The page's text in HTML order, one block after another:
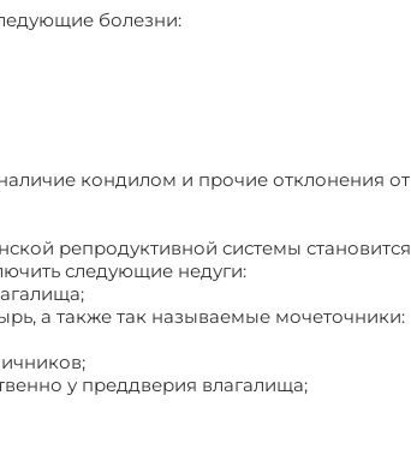
болезни:
кондилом и прочие отклонения от
репродуктивной системы становится
следующие недуги:
а также так называемые мочеточники:
у преддверия влагалища;